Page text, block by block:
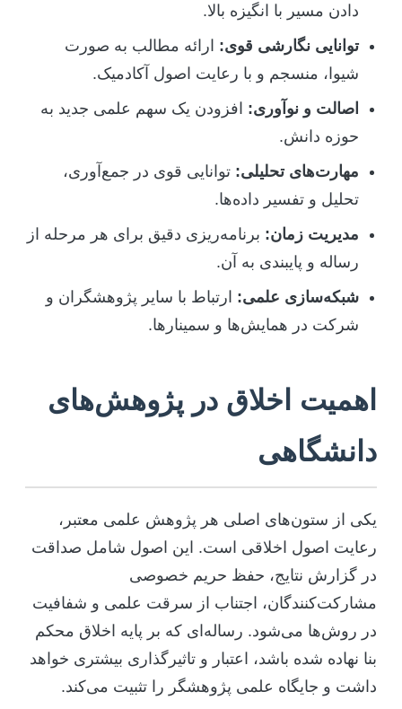
دادن مسیر با انگیزه بالا.
توانایی نگارشی قوی: ارائه مطالب به صورت
شیوا، منسجم و با رعایت اصول آکادمیک.
اصالت و نوآوری: افزودن یک سهم علمی جدید به
حوزه دانش.
مهارت‌های تحلیلی: توانایی قوی در جمع‌آوری،
تحلیل و تفسیر داده‌ها.
مدیریت زمان: برنامه‌ریزی دقیق برای هر مرحله از
رساله و پایبندی به آن.
شبکه‌سازی علمی: ارتباط با سایر پژوهشگران و
شرکت در همایش‌ها و سمینارها.
اهمیت اخلاق در پژوهش‌های
دانشگاهی
یکی از ستون‌های اصلی هر پژوهش علمی معتبر،
رعایت اصول اخلاقی است. این اصول شامل صداقت
در گزارش نتایج، حفظ حریم خصوصی
مشارکت‌کنندگان، اجتناب از سرقت علمی و شفافیت
در روش‌ها می‌شود. رساله‌ای که بر پایه اخلاق محکم
بنا نهاده شده باشد، اعتبار و تاثیرگذاری بیشتری خواهد
داشت و جایگاه علمی پژوهشگر را تثبیت می‌کند.